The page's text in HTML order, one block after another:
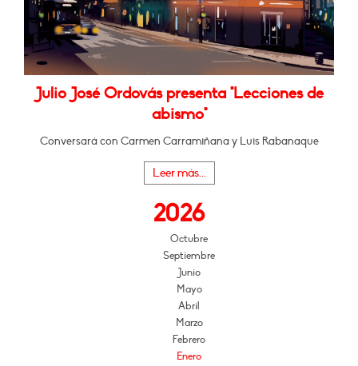
Julio José Ordovás presenta "Lecciones de
abismo"
Conversará con Carmen Carramiñana y Luis Rabanaque
Leer más...
2026
Octubre
Septiembre
Junio
Mayo
Abril
Marzo
Febrero
Enero